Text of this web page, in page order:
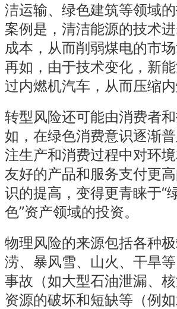
洁运输、绿色建筑等领域
案例是，清洁能源的技术
成本，从而削弱煤电的市
再如，由于技术变化，新
过内燃机汽车，从而压缩
转型风险还可能由消费者
如，在绿色消费意识逐渐
注生产和消费过程中对环
友好的产品和服务支付更
识的提高，变得更青睐于“
色”资产领域的投资。
物理风险的来源包括各种
涝、暴风雪、山火、干旱
事故（如大型石油泄漏、
资源的破坏和短缺等（例